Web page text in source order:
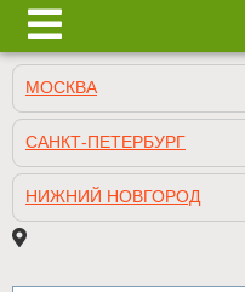
МОСКВА
САНКТ-ПЕТЕРБУРГ
НИЖНИЙ НОВГОРОД